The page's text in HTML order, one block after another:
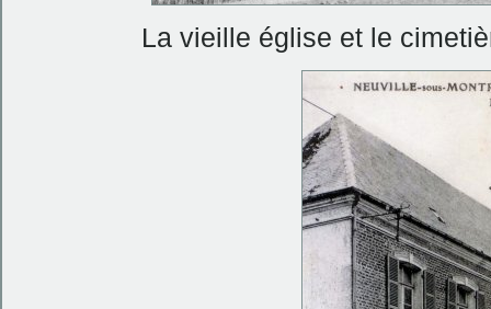
La vieille église et le